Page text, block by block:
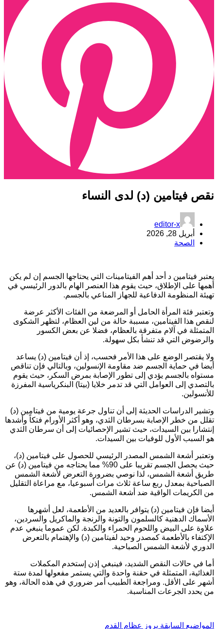
فيتامين (د) لدى النساء
editor-x
أبريل 28, 2026
الصحة
فيتامين د أحد أهم الفيتامينات التي يحتاجها الجسم إن لم يكن
على الإطلاق، حيث يقوم هذا العنصر الهام بالدور الرئيسي في
المنظومة الدفاعية للجهاز المناعي بالجسم.
فئة المرأة الحامل أو المرضعة من الفئات الأكثر عرضة
هذا الفيتامين، مسببة حالة من لين العظام، لتظهر الشكوى
في آلام متفرقة بالعظام، فضلا عن بعض الكسور
التي قد تنشأ بكل سهولة.
يقتصر الوضع على هذا الأمر فحسب، إذ أن فيتامين (د) يساعد
في حماية الجسم ضد مقاومة الإنسولين، وبالتالي فإن تناقص
بالجسم يؤدي إلى تطور الإصابة بمرض السكر، حيث يقوم
إلى العوامل التي قد تدمر خلايا (بيتا) البنكرياسية المفرزة
الدراسات الحديثة إلى أن تناول جرعة يومية من فيتامين (د)
من خطر الإصابة بسرطان الثدي، وهو أكثر الأورام فتكاً وأشدها
بين السيدات، حيث تشير الإحصائيات إلى أن سرطان الثدي
السبب الأول للوفيات بين السيدات.
أشعة الشمس المصدر الرئيسي للحصول على فيتامين (د)،
حيث يحصل الجسم تقريبا على 90% مما يحتاجه من فيتامين (د) عن
أشعة الشمس، لذا نوصي بضرورة التعرض لأشعة الشمس
بمعدل ربع ساعة ثلاث مرات أسبوعيا، مع مراعاة التقليل
الكريمات الواقية ضد أشعة الشمس.
فإن فيتامين (د) يتوافر بالعديد من الأطعمة، لعل أشهرها
الدهنية كالسلمون والتونة والرنجة والماكريل والسردين،
على البيض واللحوم الحمراء والكبدة. لكن عموما ينبغي عدم
بالأطعمة كمصدر وحيد لفيتامين (د) والإهتمام بالتعرض
لأشعة الشمس الصباحية.
في حالات النقص الشديد، فينبغي إذن إستخدم المكملات
المتمثلة في حقنة واحدة والتي يستمر مفعولها لمدة ستة
على الأقل. ومراجعة الطبيب أمر ضروري في هذه الحالة، وهو
يحدد الجرعات المناسبة.
مواضيعالسابقةبروز عظام القدم